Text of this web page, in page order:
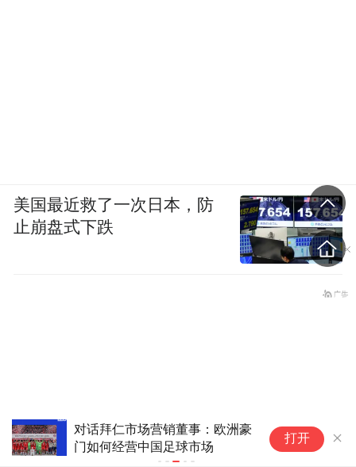
不止于“会踢球”——一所足球职
业学院的育人实践
打开
美国最近救了一次日本，防
止崩盘式下跌